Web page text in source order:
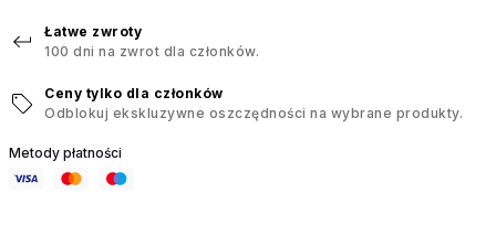
Łatwe zwroty
100 dni na zwrot dla członków.
Ceny tylko dla członków
Odblokuj ekskluzywne oszczędności na wybrane produkty.
Metody płatności